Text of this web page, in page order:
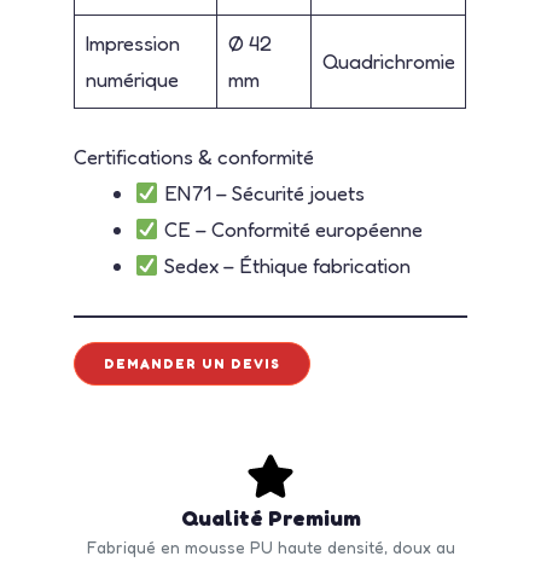
Impression
numérique
Ø 42
mm
Quadrichromie
Certifications & conformité
EN71 – Sécurité jouets
CE – Conformité européenne
Sedex – Éthique fabrication
DEMANDER UN DEVIS
Qualité Premium
Fabriqué en mousse PU haute densité, doux au